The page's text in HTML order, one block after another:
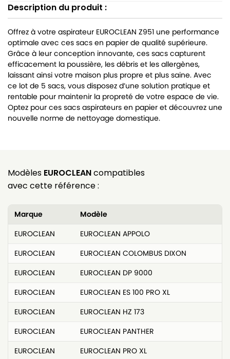
Description du produit :
Offrez à votre aspirateur EUROCLEAN Z951 une performance
optimale avec ces sacs en papier de qualité supérieure.
Grâce à leur conception innovante, ces sacs capturent
efficacement la poussière, les débris et les allergènes,
laissant ainsi votre maison plus propre et plus saine. Avec
ce lot de 5 sacs, vous disposez d’une solution pratique et
rentable pour maintenir la propreté de votre espace de vie.
Optez pour ces sacs aspirateurs en papier et découvrez une
nouvelle norme de nettoyage domestique.
Modèles EUROCLEANcompatibles
avec cette référence :
Marque
Modèle
EUROCLEAN
EUROCLEAN APPOLO
EUROCLEAN
EUROCLEAN COLOMBUS DIXON
EUROCLEAN
EUROCLEAN DP 9000
EUROCLEAN
EUROCLEAN ES 100 PRO XL
EUROCLEAN
EUROCLEAN HZ 173
EUROCLEAN
EUROCLEAN PANTHER
EUROCLEAN
EUROCLEAN PRO XL